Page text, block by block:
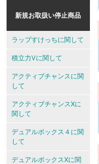
新規お取扱い停止商品
ラップすけっちに関して
積立力Vに関して
アクティブチャンスに関
して
アクティブチャンスXに
関して
デュアルボックス４に関
して
デュアルボックスXに関